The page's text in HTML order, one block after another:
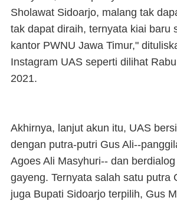
Sholawat Sidoarjo, malang tak
tak dapat diraih, ternyata kiai baru
kantor PWNU Jawa Timur,"
Instagram UAS seperti dilihat
2021.
Akhirnya, lanjut akun itu, UAS
dengan putra-putri Gus Ali--
Agoes Ali Masyhuri-- dan
gayeng. Ternyata salah satu putra
juga Bupati Sidoarjo terpilih, Gus